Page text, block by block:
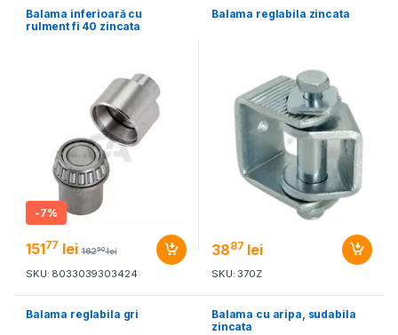
Balama inferioară cu
rulment fi 40 zincata
-7%
15177 lei 16250 lei
SKU: 8033039303424
Balama reglabila zincata
3887 lei
SKU: 370Z
Balama reglabila gri
Balama cu aripa, sudabila
zincata